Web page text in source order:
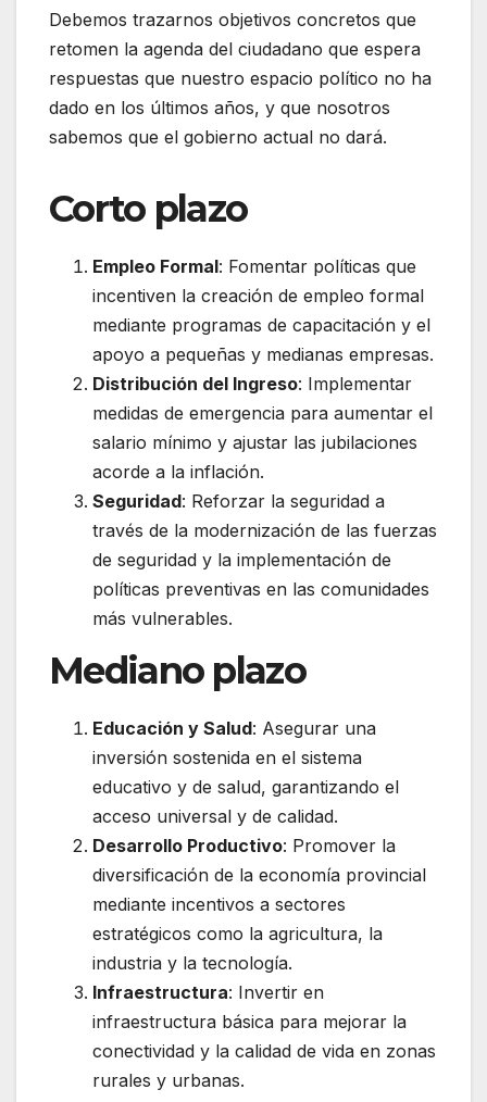
Debemos trazarnos objetivos concretos que
retomen la agenda del ciudadano que espera
respuestas que nuestro espacio político no ha
dado en los últimos años, y que nosotros
sabemos que el gobierno actual no dará.
Corto plazo
Empleo Formal: Fomentar políticas que
incentiven la creación de empleo formal
mediante programas de capacitación y el
apoyo a pequeñas y medianas empresas.
Distribución del Ingreso: Implementar
medidas de emergencia para aumentar el
salario mínimo y ajustar las jubilaciones
acorde a la inflación.
Seguridad: Reforzar la seguridad a
través de la modernización de las fuerzas
de seguridad y la implementación de
políticas preventivas en las comunidades
más vulnerables.
Mediano plazo
Educación y Salud: Asegurar una
inversión sostenida en el sistema
educativo y de salud, garantizando el
acceso universal y de calidad.
Desarrollo Productivo: Promover la
diversificación de la economía provincial
mediante incentivos a sectores
estratégicos como la agricultura, la
industria y la tecnología.
Infraestructura: Invertir en
infraestructura básica para mejorar la
conectividad y la calidad de vida en zonas
rurales y urbanas.